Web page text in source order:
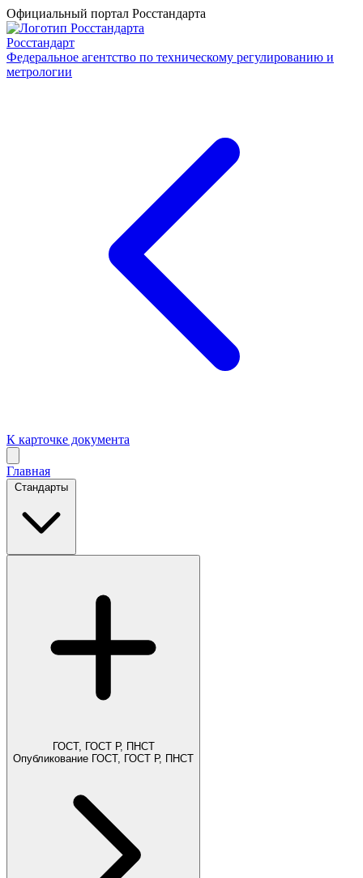
Официальный портал Росстандарта
Росстандарт
Федеральное агентство по техническому регулированию и
метрологии
К карточке документа
Главная
Стандарты
ГОСТ, ГОСТ Р, ПНСТ
Опубликование ГОСТ, ГОСТ Р, ПНСТ